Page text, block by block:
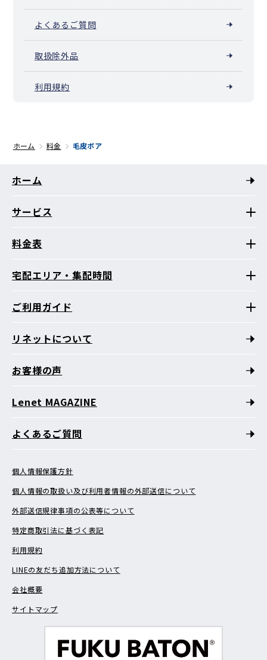
よくあるご質問
取扱除外品
利用規約
ホーム 料金 毛皮ボア
ホーム
サービス
料金表
宅配エリア・集配時間
ご利用ガイド
リネットについて
お客様の声
Lenet MAGAZINE
よくあるご質問
個人情報保護方針
個人情報の取扱い及び利用者情報の外部送信について
外部送信規律事項の公表等について
特定商取引法に基づく表記
利用規約
LINEの友だち追加方法について
会社概要
サイトマップ